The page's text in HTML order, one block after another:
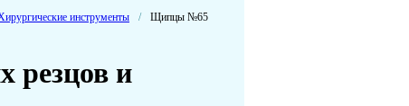
инструменты /
Щипцы №65
резцов и